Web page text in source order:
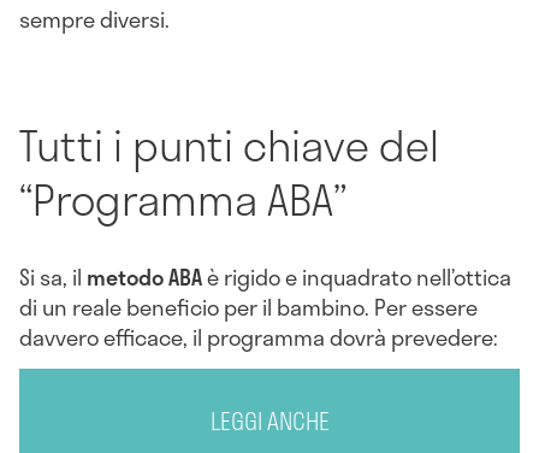
sempre diversi.
Tutti i punti chiave del
“Programma ABA”
Si sa, il metodo ABAè rigido e inquadrato nell’ottica
di un reale beneficio per il bambino. Per essere
davvero efficace, il programma dovrà prevedere:
LEGGI ANCHE